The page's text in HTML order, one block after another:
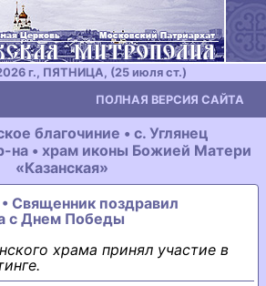
г., ПЯТНИЦА, (25 июля ст.)
ПОЛНАЯ ВЕРСИЯ САЙТА
благочиние • с. Углянец
на • храм иконы Божией Матери
«Казанская»
Священник поздравил
с Днем Победы
храма принял участие в